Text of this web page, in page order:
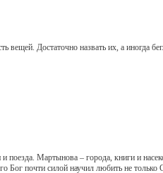
Достаточно назвать их, а иногда
Мартынова – города, книги и
Бог почти силой научил любить не